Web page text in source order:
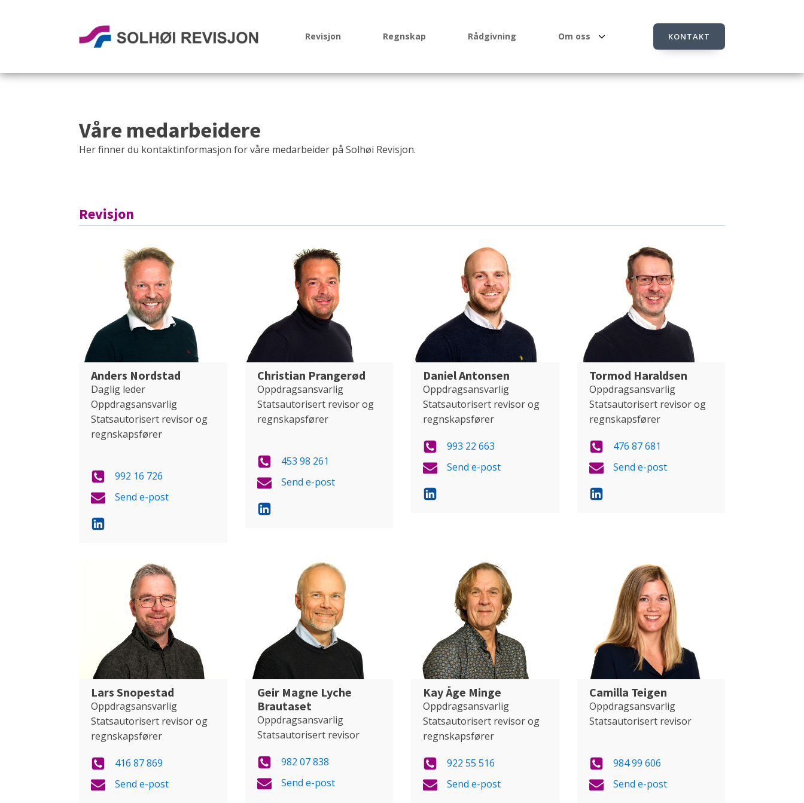
Revisjon Regnskap Rådgivning Om oss KONTAKT
Våre medarbeidere
Her finner du kontaktinformasjon for våre medarbeider på Solhøi Revisjon.
Revisjon
Anders Nordstad
Daglig leder
Oppdragsansvarlig
Statsautorisert revisor og
regnskapsfører
992 16 726
Send e-post
Christian Prangerød
Oppdragsansvarlig
Statsautorisert revisor og
regnskapsfører
453 98 261
Send e-post
Daniel Antonsen
Oppdragsansvarlig
Statsautorisert revisor og
regnskapsfører
993 22 663
Send e-post
Tormod Haraldsen
Oppdragsansvarlig
Statsautorisert revisor og
regnskapsfører
476 87 681
Send e-post
Lars Snopestad
Oppdragsansvarlig
Statsautorisert revisor og
regnskapsfører
416 87 869
Send e-post
Geir Magne Lyche
Brautaset
Oppdragsansvarlig
Statsautorisert revisor
982 07 838
Send e-post
Kay Åge Minge
Oppdragsansvarlig
Statsautorisert revisor og
regnskapsfører
922 55 516
Send e-post
Camilla Teigen
Oppdragsansvarlig
Statsautorisert revisor
984 99 606
Send e-post